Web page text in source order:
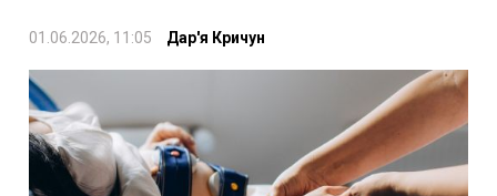
01.06.2026, 11:05 Дар'я Кричун